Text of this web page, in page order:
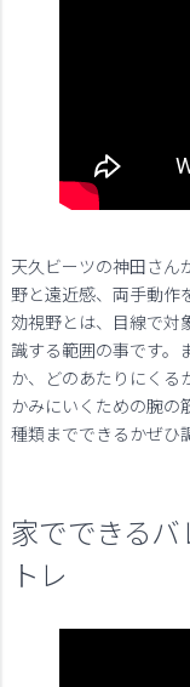
天久ビーツの神田さん
野と遠近感、両手動作
効視野とは、目線で対
識する範囲の事です。
か、どのあたりにくる
かみにいくための腕の
種類までできるかぜひ
家でできる
トレ